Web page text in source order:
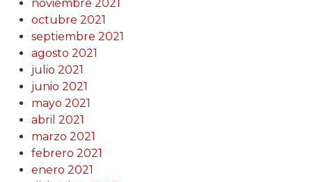
noviembre 2021
octubre 2021
septiembre 2021
agosto 2021
julio 2021
junio 2021
mayo 2021
abril 2021
marzo 2021
febrero 2021
enero 2021